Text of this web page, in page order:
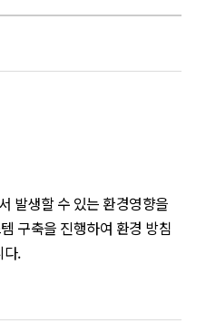
발생할 수 있는 환경영향을
구축을 진행하여 환경 방침
다.